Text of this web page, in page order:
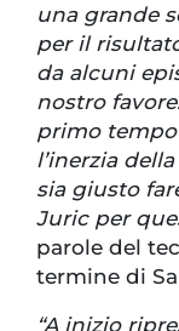
una grande
per il
da alcuni
nostro
primo
l’inerzia
sia giusto
Juric per
parole del
termine di
“A inizio